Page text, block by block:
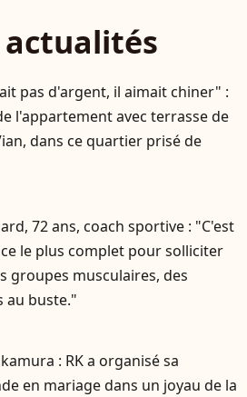
actualités
pas d'argent, il aimait chiner" :
l'appartement avec terrasse de
dans ce quartier prisé de
72 ans, coach sportive : "C'est
le plus complet pour solliciter
groupes musculaires, des
au buste."
: RK a organisé sa
en mariage dans un joyau de la